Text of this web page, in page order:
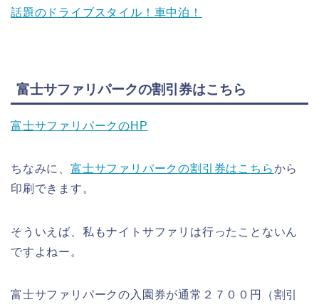
話題のドライブスタイル！車中泊！
富士サファリパークの割引券はこちら
富士サファリパークのHP
ちなみに、 富士サファリパークの割引券はこちらから
印刷できます。
そういえば、私もナイトサファリは行ったことないん
ですよねー。
富士サファリパークの入園券が通常２７００円（割引